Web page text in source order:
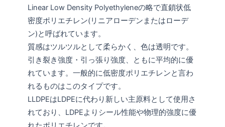
Linear Low Density Polyethyleneの略で直鎖状低
密度ポリエチレン(リニアローデンまたはローデ
ン)と呼ばれています。
質感はツルツルとして柔らかく、色は透明です。
引き裂き強度・引っ張り強度、ともに平均的に優
れています。一般的に低密度ポリエチレンと言わ
れるものはこのタイプです。
LLDPEはLDPEに代わり新しい主原料として使用さ
れており、LDPEよりシール性能や物理的強度に優